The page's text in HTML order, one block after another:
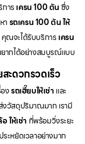
าร เครน 100 ตัน ซึ่ง
ารถเครน 100 ตัน ให้
คุณจะได้รับบริการ เครน
ากได้อย่างสมบูรณ์แบบ
ะดวกรวดเร็ว
งรถเฮี๊ยบให้เช่า และ
วัสดุปริมาณมาก เรามี
ให้เช่า ที่พร้อมวิ่งระยะ
ะหยัดเวลาอย่างมาก